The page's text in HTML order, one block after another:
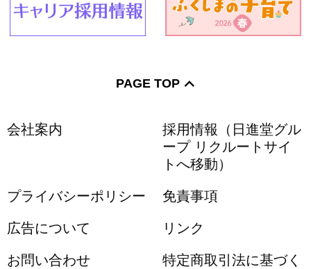
PAGE TOP
会社案内
採用情報（日進堂グル
ープ リクルートサイ
トへ移動）
プライバシーポリシー 免責事項
広告について リンク
お問い合わせ
特定商取引法に基づく